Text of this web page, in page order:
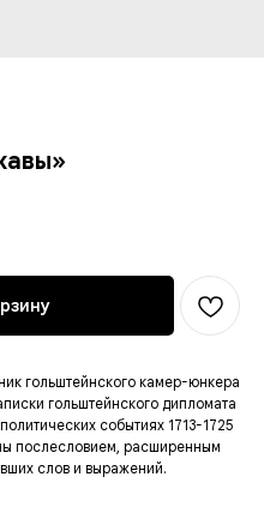
гольштейнского камер-юнкера
гольштейнского дипломата
событиях 1713-1725
послесловием, расширенным
слов и выражений.